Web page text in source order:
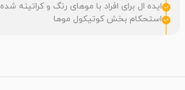
ایده ال برای افراد با موهای رنگ و کراتینه شده
استحکام بخش کوتیکول موها